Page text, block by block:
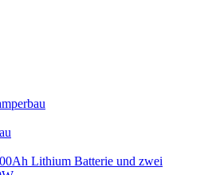
Lithium Batterie und zwei